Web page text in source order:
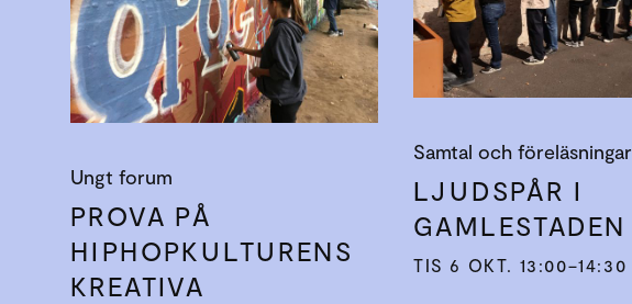
Ungt forum
PROVA PÅ
HIPHOPKULTURENS
KREATIVA
Samtal och föreläsningar
LJUDSPÅR I
GAMLESTADEN
TIS 6 OKT. 13:00–14:30